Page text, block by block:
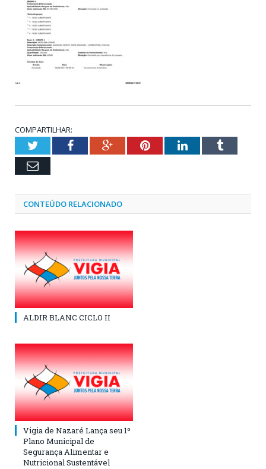
COMPARTILHAR:
TwitterFacebookGoogle+PinterestLinkedInTumblr
Email
CONTEÚDO RELACIONADO
ALDIR BLANC CICLO II
Vigia de Nazaré Lança seu 1º
Plano Municipal de
Segurança Alimentar e
Nutricional Sustentável